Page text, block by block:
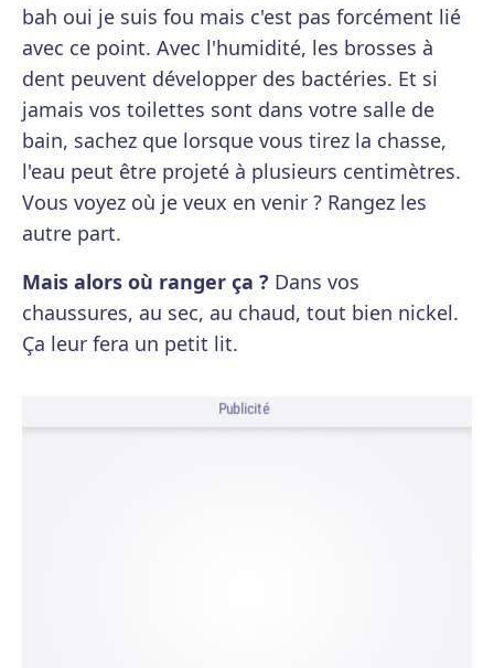
bah oui je suis fou mais c'est pas forcément lié
avec ce point. Avec l'humidité, les brosses à
dent peuvent développer des bactéries. Et si
jamais vos toilettes sont dans votre salle de
bain, sachez que lorsque vous tirez la chasse,
l'eau peut être projeté à plusieurs centimètres.
Vous voyez où je veux en venir ? Rangez les
autre part.
Mais alors où ranger ça ? Dans vos
chaussures, au sec, au chaud, tout bien nickel.
Ça leur fera un petit lit.
Publicité